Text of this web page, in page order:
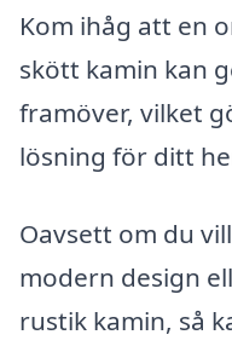
Kom ihåg att en
skött kamin kan
framöver, vilket
lösning för ditt
Oavsett om du
modern design
rustik kamin, så